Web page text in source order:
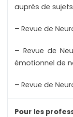
auprès de
– Revue de
– Revue de
émotionnel de
– Revue de
Pour les